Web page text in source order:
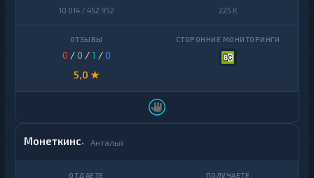
10 014 / 452 952 225 K
0 / 0 /1 /0
5,0 ★
Монеткинс Анталья